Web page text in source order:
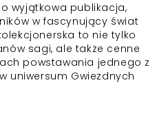
wyjątkowa publikacja,
w fascynujący świat
to nie tylko
sagi, ale także cenne
powstawania jednego z
uniwersum Gwiezdnych